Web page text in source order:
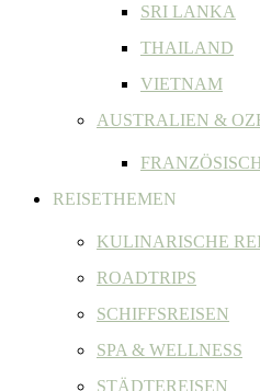
SRI LANKA
THAILAND
VIETNAM
AUSTRALIEN &
REISETHEMEN
KULINARISCHE
ROADTRIPS
SCHIFFSREISEN
SPA & WELLNESS
STÄDTEREISEN